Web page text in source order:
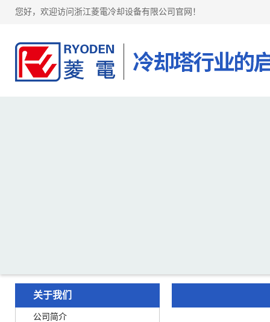
您好，欢迎访问浙江菱電冷却设备有限公司官网！
关于我们
公司简介